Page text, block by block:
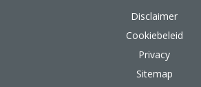
Website footer
Disclaimer
Cookiebeleid
Privacy
Sitemap